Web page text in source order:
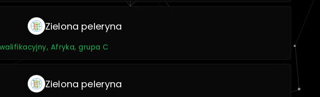
Zielona peleryna
Afryka, grupa C
Zielona peleryna